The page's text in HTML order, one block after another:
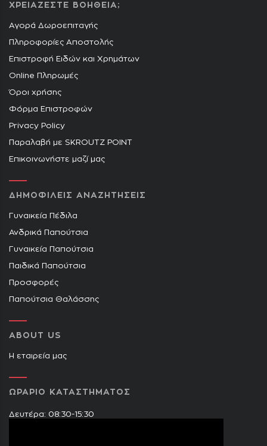
ΧΡΕΙΑΖΕΣΤΕ ΒΟΗΘΕΙΑ;
Αγορά Δωροεπιταγής
Πληροφορίες Αποστολής
Επιστροφή Ειδών και Χρημάτων
Online Πληρωμές
Όροι χρήσης
Φόρμα Επιστροφών
Privacy Policy
Παραλαβή με SKROUTZ POINT
Επικοινωνήστε μαζί μας
ΔΗΜΟΦΙΛΕΙΣ ΑΝΑΖΗΤΗΣΕΙΣ
Γυναικεία Πέδιλα
Ανδρικά Παπούτσια
Γυναικεία Παπούτσια
Παιδικά Παπούτσια
Προσφορές
Παπούτσια Θαλάσσης
ABOUT US
Η εταιρεία μας
ΩΡΑΡΙΟ ΚΑΤΑΣΤΗΜΑΤΟΣ
Δευτέρα: 08:30-15:30